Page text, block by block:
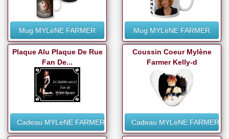
Mug MYLèNE FARMER Mug MYLèNE FARMER
Plaque Alu Plaque De Rue
Fan De...
Cadeau MYLèNE FARMER
Coussin Coeur Mylène
Farmer Kelly-d
Cadeau MYLèNE FARMER